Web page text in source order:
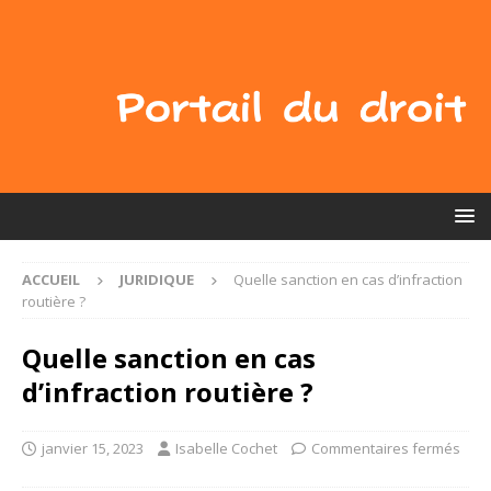
ACCUEIL JURIDIQUE
Quelle sanction en cas d’infraction
routière ?
Quelle sanction en cas
d’infraction routière ?
janvier 15, 2023 Isabelle Cochet Commentaires fermés